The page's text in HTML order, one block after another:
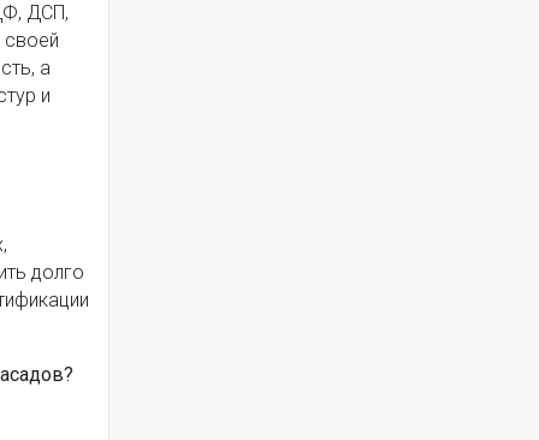
ДСП,
своей
а
и
долго